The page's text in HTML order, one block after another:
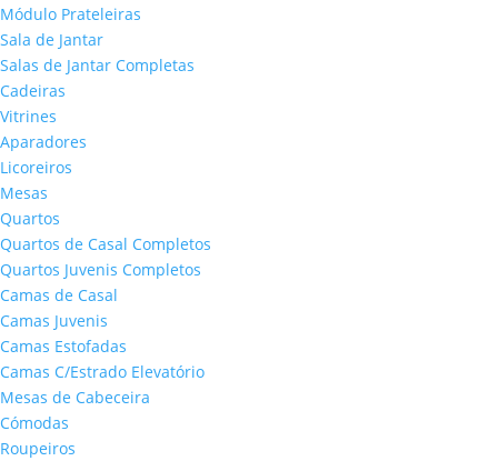
Módulo Prateleiras
Sala de Jantar
Salas de Jantar Completas
Cadeiras
Vitrines
Aparadores
Licoreiros
Mesas
Quartos
Quartos de Casal Completos
Quartos Juvenis Completos
Camas de Casal
Camas Juvenis
Camas Estofadas
Camas C/Estrado Elevatório
Mesas de Cabeceira
Cómodas
Roupeiros